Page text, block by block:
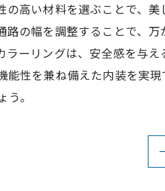
高い材料を選ぶことで、
の幅を調整することで、
ーリングは、安全感を与
性を兼ね備えた内装を実
。